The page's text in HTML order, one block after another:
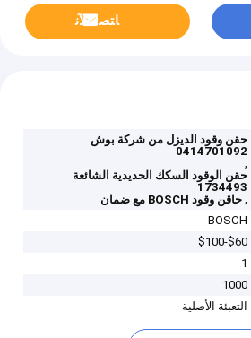
ﺎﺘﺼﻟ ﺍﻶﻧ
حقن وقود الديزل من شركة بوش
0414701092
,
حقن الوقود السكك الحديدية الشائعة
1734493
,حاقن وقود BOSCH مع ضمان
BOSCH
$60-$100
1
1000
التعبئة الأصلية